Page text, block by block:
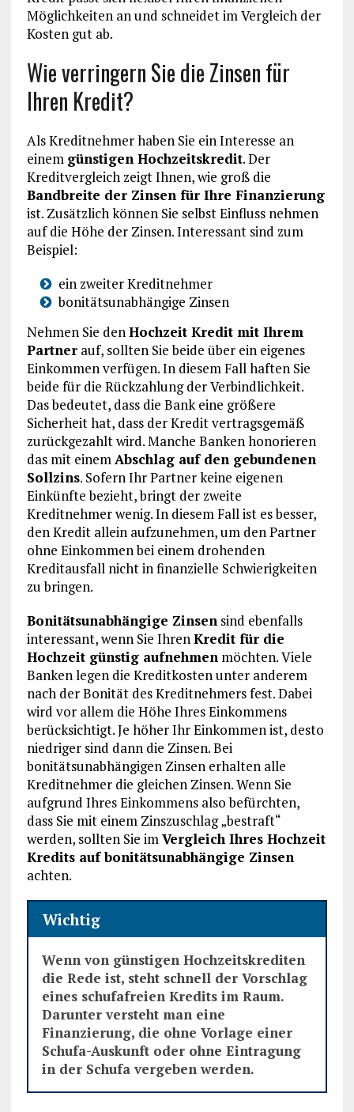
Möglichkeiten an und schneidet im Vergleich der
Kosten gut ab.
Wie verringern Sie die Zinsen für
Ihren Kredit?
Als Kreditnehmer haben Sie ein Interesse an
einem günstigen Hochzeitskredit. Der
Kreditvergleich zeigt Ihnen, wie groß die
Bandbreite der Zinsen für Ihre Finanzierung
ist. Zusätzlich können Sie selbst Einfluss nehmen
auf die Höhe der Zinsen. Interessant sind zum
Beispiel:
ein zweiter Kreditnehmer
bonitätsunabhängige Zinsen
Nehmen Sie denHochzeit Kredit mit Ihrem
Partnerauf, sollten Sie beide über ein eigenes
Einkommen verfügen. In diesem Fall haften Sie
beide für die Rückzahlung der Verbindlichkeit.
Das bedeutet, dass die Bank eine größere
Sicherheit hat, dass der Kredit vertragsgemäß
zurückgezahlt wird. Manche Banken honorieren
das mit einemAbschlag auf den gebundenen
Sollzins. Sofern Ihr Partner keine eigenen
Einkünfte bezieht, bringt der zweite
Kreditnehmer wenig. In diesem Fall ist es besser,
den Kredit allein aufzunehmen, um den Partner
ohne Einkommen bei einem drohenden
Kreditausfall nicht in finanzielle Schwierigkeiten
zu bringen.
Bonitätsunabhängige Zinsensind ebenfalls
interessant, wenn Sie IhrenKredit für die
Hochzeit günstig aufnehmenmöchten. Viele
Banken legen die Kreditkosten unter anderem
nach der Bonität des Kreditnehmers fest. Dabei
wird vor allem die Höhe Ihres Einkommens
berücksichtigt. Je höher Ihr Einkommen ist, desto
niedriger sind dann die Zinsen. Bei
bonitätsunabhängigen Zinsen erhalten alle
Kreditnehmer die gleichen Zinsen. Wenn Sie
aufgrund Ihres Einkommens also befürchten,
dass Sie mit einem Zinszuschlag „bestraft“
werden, sollten Sie imVergleich Ihres Hochzeit
Kredits auf bonitätsunabhängige Zinsen
achten.
Wichtig
Wenn von günstigen Hochzeitskrediten
die Rede ist, steht schnell der Vorschlag
eines schufafreien Kredits im Raum.
Darunter versteht man eine
Finanzierung, die ohne Vorlage einer
Schufa-Auskunft oder ohne Eintragung
in der Schufa vergeben werden.